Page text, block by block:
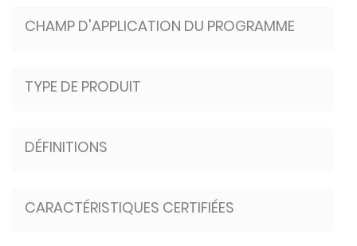
CHAMP D'APPLICATION DU PROGRAMME
TYPE DE PRODUIT
DÉFINITIONS
CARACTÉRISTIQUES CERTIFIÉES